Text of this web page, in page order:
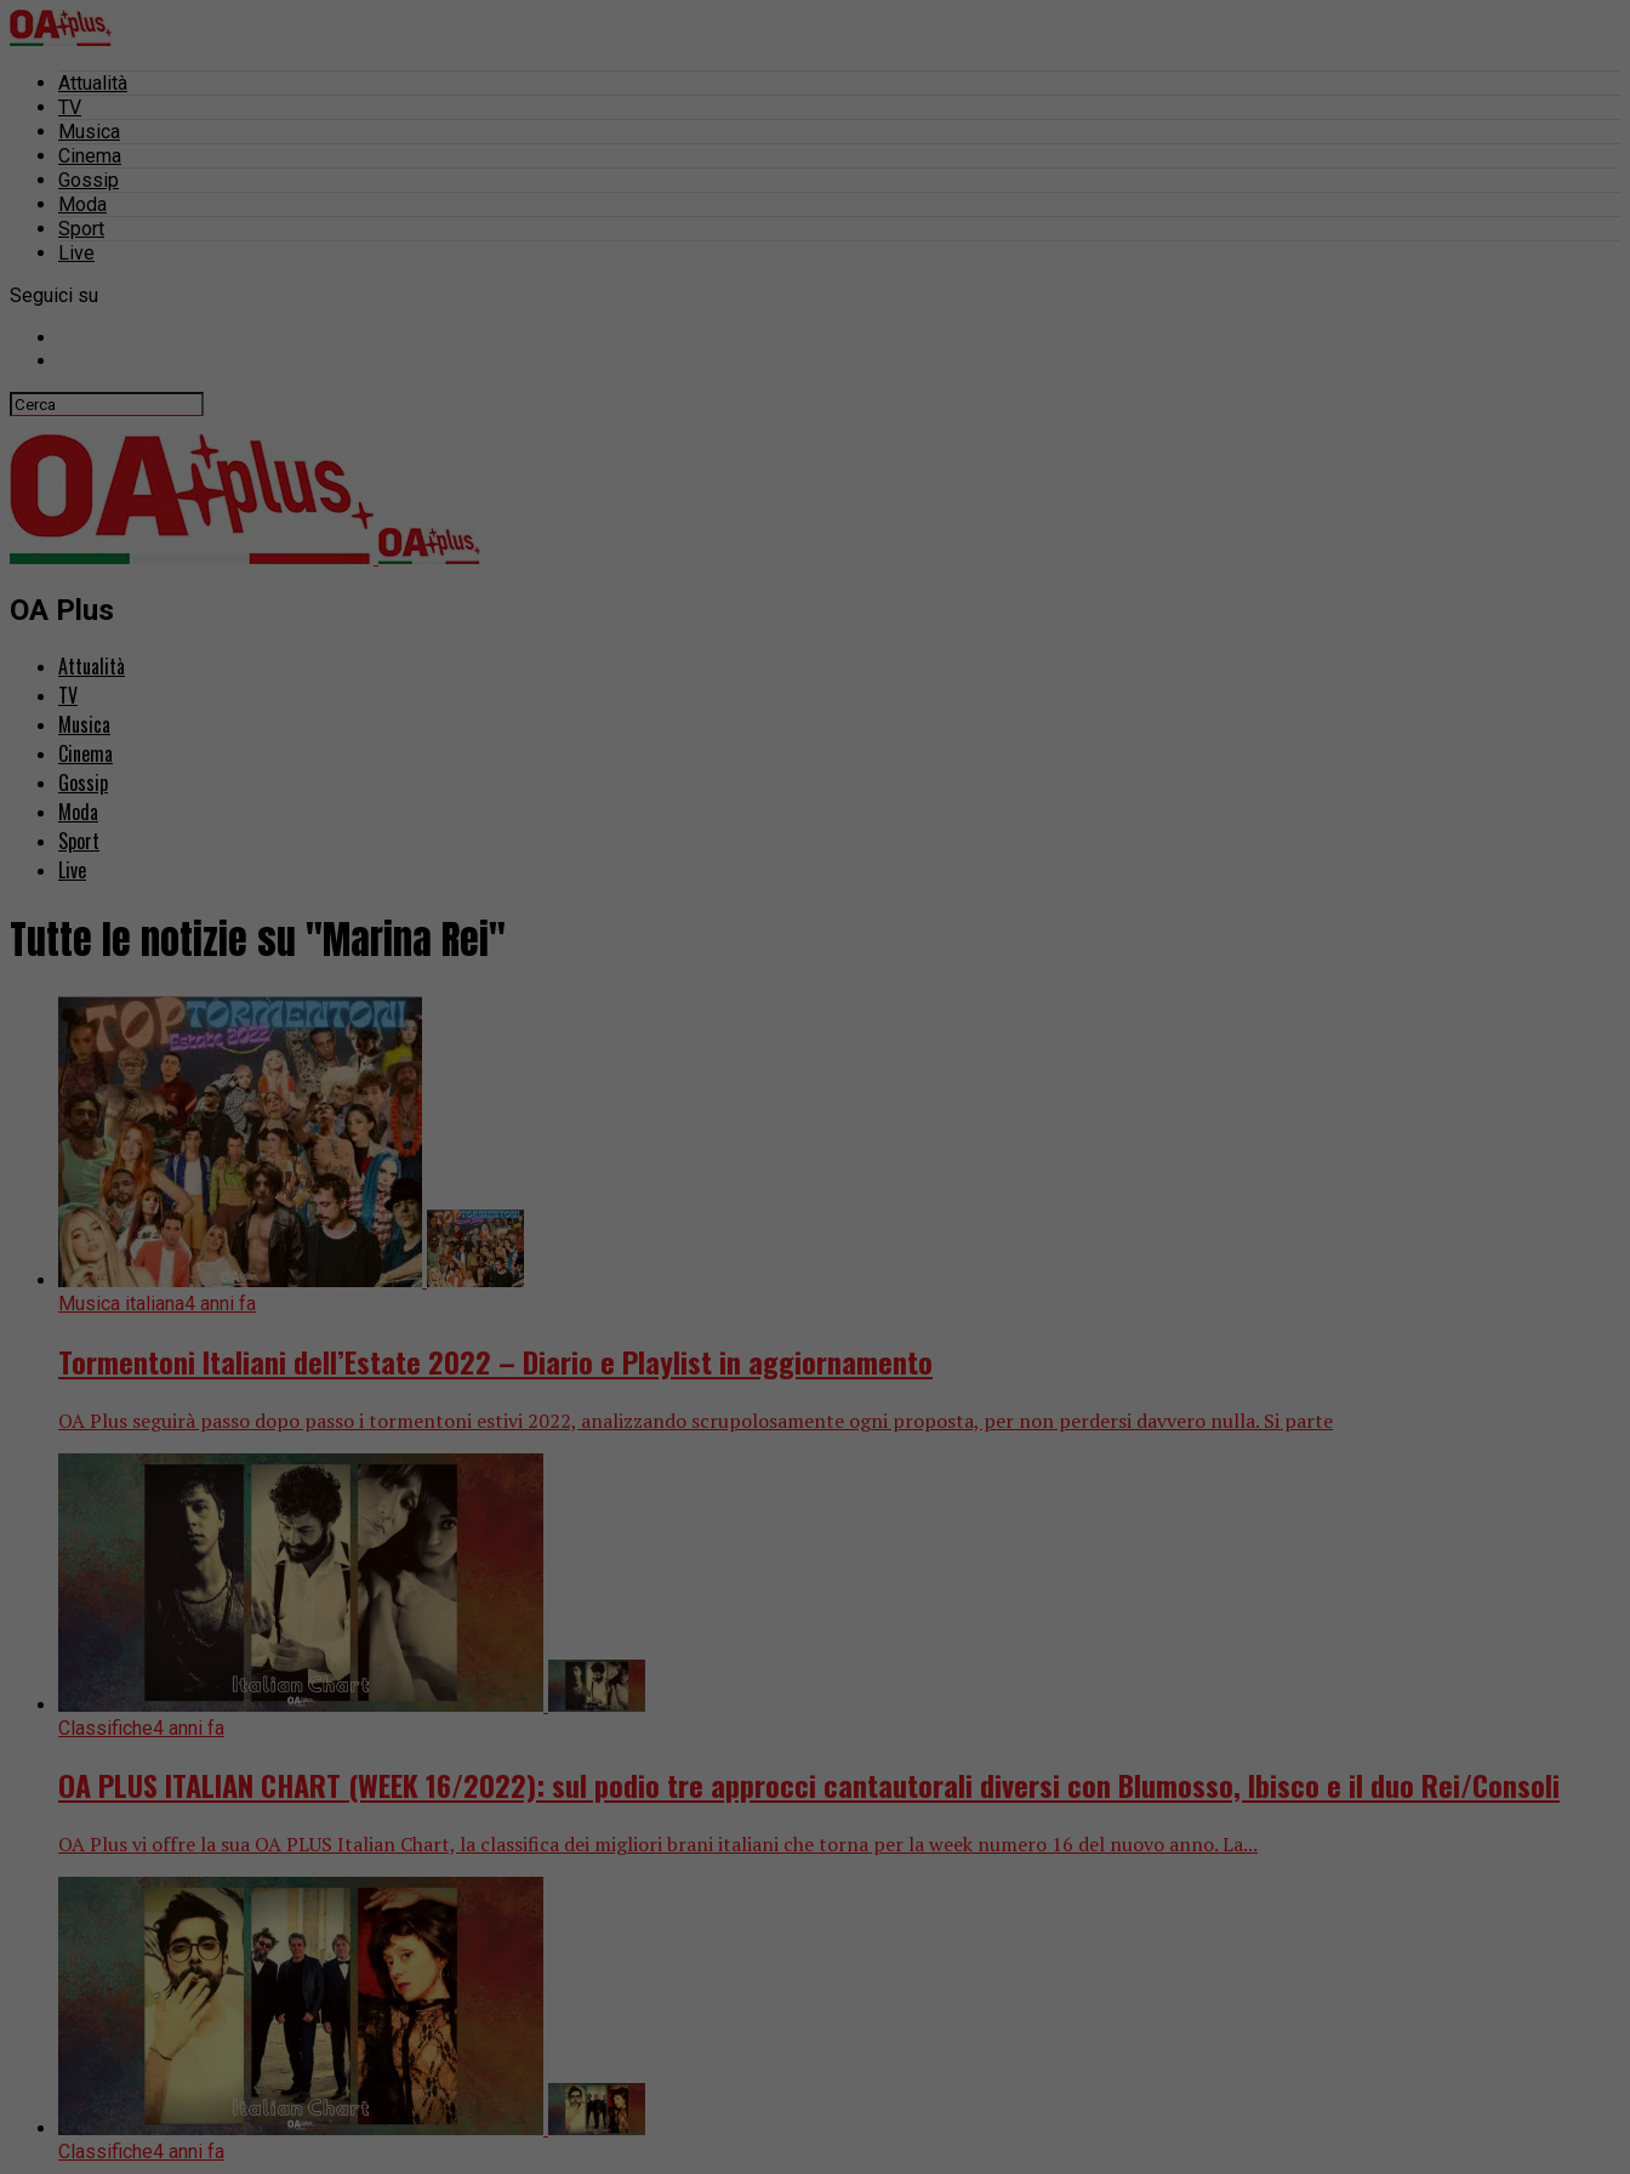
Attualità
TV
Musica
Cinema
Gossip
Moda
Sport
Live
Seguici su
OA Plus
Attualità
TV
Musica
Cinema
Gossip
Moda
Sport
Live
Tutte le notizie su "Marina Rei"
Musica italiana4 anni fa
Tormentoni Italiani dell’Estate 2022 – Diario e Playlist in aggiornamento
OA Plus seguirà passo dopo passo i tormentoni estivi 2022, analizzando scrupolosamente ogni proposta, per non perdersi davvero nulla. Si parte
Classifiche4 anni fa
OA PLUS ITALIAN CHART (WEEK 16/2022): sul podio tre approcci cantautorali diversi con Blumosso, Ibisco e il duo Rei/Consoli
OA Plus vi offre la sua OA PLUS Italian Chart, la classifica dei migliori brani italiani che torna per la week numero 16 del nuovo anno. La...
Classifiche4 anni fa